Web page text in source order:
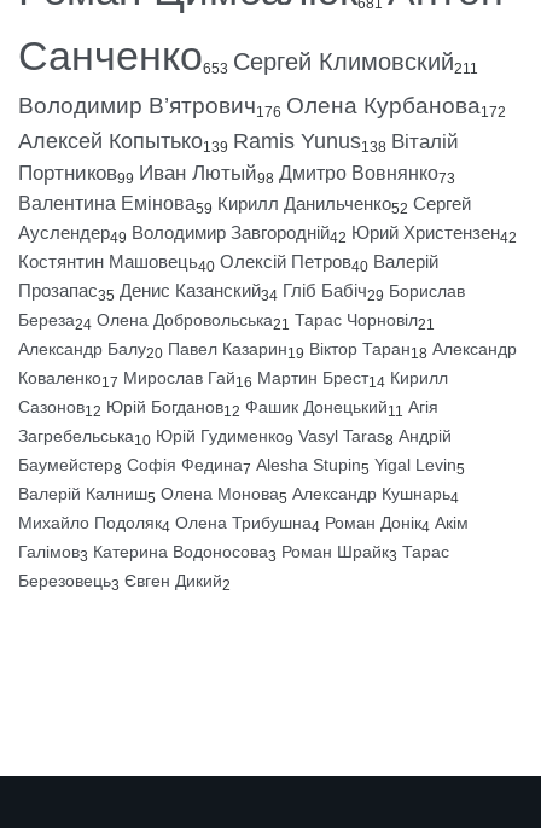
Санченко653 Сергей Климовский211
Володимир В’ятрович176 Олена Курбанова172
Алексей Копытько139 Ramis Yunus138 Віталій
Портников99 Иван Лютый98 Дмитро Вовнянко73
Валентина Емінова59 Кирилл Данильченко52 Сергей
Ауслендер49 Володимир Завгородній42 Юрий Христензен42
Костянтин Машовець40 Олексій Петров40 Валерій
Прозапас35 Денис Казанский34 Гліб Бабіч29 Борислав
Береза24 Олена Добровольська21 Тарас Чорновіл21
Александр Балу20 Павел Казарин19 Віктор Таран18 Александр
Коваленко17 Мирослав Гай16 Мартин Брест14 Кирилл
Сазонов12 Юрій Богданов12 Фашик Донецький11 Агія
Загребельська10 Юрій Гудименко9 Vasyl Taras8 Андрій
Баумейстер8 Софія Федина7 Alesha Stupin5 Yigal Levin5
Валерій Калниш5 Олена Монова5 Александр Кушнарь4
Михайло Подоляк4 Олена Трибушна4 Роман Донік4 Акім
Галімов3 Катерина Водоносова3 Роман Шрайк3 Тарас
Березовець3 Євген Дикий2